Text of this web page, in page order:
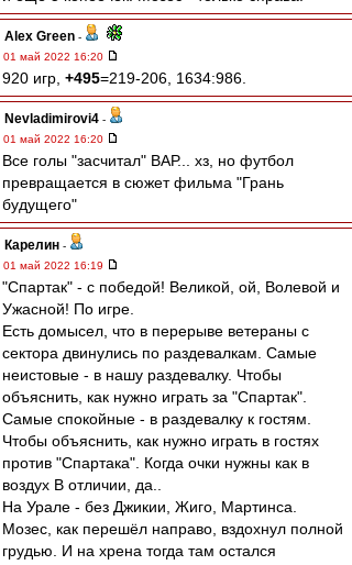
Alex Green -
01 май 2022 16:20
920 игр, +495=219-206, 1634:986.
Nevladimirovi4 -
01 май 2022 16:20
Все голы "засчитал" ВАР... хз, но футбол
превращается в сюжет фильма "Грань
будущего"
Карелин -
01 май 2022 16:19
"Спартак" - с победой! Великой, ой, Волевой и
Ужасной! По игре.
Есть домысел, что в перерыве ветераны с
сектора двинулись по раздевалкам. Самые
неистовые - в нашу раздевалку. Чтобы
объяснить, как нужно играть за "Спартак".
Самые спокойные - в раздевалку к гостям.
Чтобы объяснить, как нужно играть в гостях
против "Спартака". Когда очки нужны как в
воздух В отличии, да..
На Урале - без Джикии, Жиго, Мартинса.
Мозес, как перешёл направо, вздохнул полной
грудью. И на хрена тогда там остался